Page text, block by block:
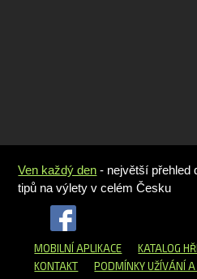
Ven každý den - největší přehled
tipů na výlety v celém Česku
MOBILNÍ APLIKACE KATALOG
KONTAKT
PODMÍNKY UŽÍVÁNÍ A